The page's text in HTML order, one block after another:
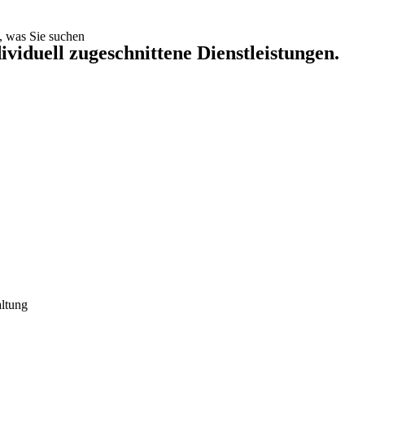
Sie suchen
zugeschnittene Dienstleistungen.